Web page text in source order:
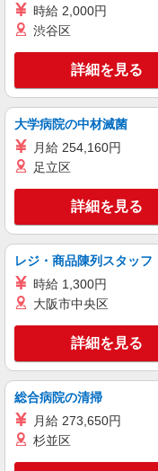
職業紹介
株式会社BREXA
土木
230,000円〜
賞与
【賃金
間】 あり 【試用期間の説明】 試用期
試用期
キープ
正社員 職業紹介
250,000円
を考慮の上
賞与
【賃金
用期間
東
キープ
時給 2,000円
渋谷区
詳細を見る
大学病院の中材滅菌
月給 254,160円
足立区
詳細を見る
レジ・商品陳列スタッフ
時給 1,300円
大阪市中央区
詳細を見る
総合病院の清掃
月給 273,650円
杉並区